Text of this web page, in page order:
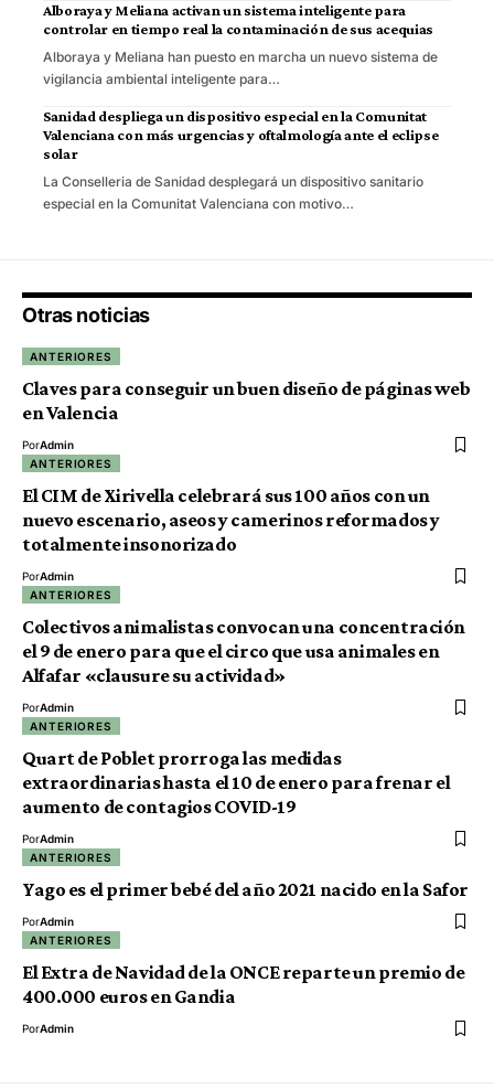
Alboraya y Meliana activan un sistema inteligente para
controlar en tiempo real la contaminación de sus acequias
Alboraya y Meliana han puesto en marcha un nuevo sistema de
vigilancia ambiental inteligente para…
Sanidad despliega un dispositivo especial en la Comunitat
Valenciana con más urgencias y oftalmología ante el eclipse
solar
La Conselleria de Sanidad desplegará un dispositivo sanitario
especial en la Comunitat Valenciana con motivo…
Otras noticias
ANTERIORES
Claves para conseguir un buen diseño de páginas web
en Valencia
PorAdmin
ANTERIORES
El CIM de Xirivella celebrará sus 100 años con un
nuevo escenario, aseos y camerinos reformados y
totalmente insonorizado
PorAdmin
ANTERIORES
Colectivos animalistas convocan una concentración
el 9 de enero para que el circo que usa animales en
Alfafar «clausure su actividad»
PorAdmin
ANTERIORES
Quart de Poblet prorroga las medidas
extraordinarias hasta el 10 de enero para frenar el
aumento de contagios COVID-19
PorAdmin
ANTERIORES
Yago es el primer bebé del año 2021 nacido en la Safor
PorAdmin
ANTERIORES
El Extra de Navidad de la ONCE reparte un premio de
400.000 euros en Gandia
PorAdmin